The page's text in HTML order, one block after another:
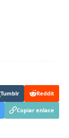
Tumblr Reddit
Copiar enlace